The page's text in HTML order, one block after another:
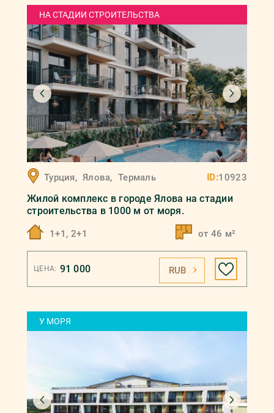
НА СТАДИИ СТРОИТЕЛЬСТВА
Турция, Ялова, Термаль ID:10923
Жилой комплекс в городе Ялова на стадии
строительства в 1000 м от моря.
1+1, 2+1 от 46 м²
ЦЕНА: 91 000 RUB
У МОРЯ